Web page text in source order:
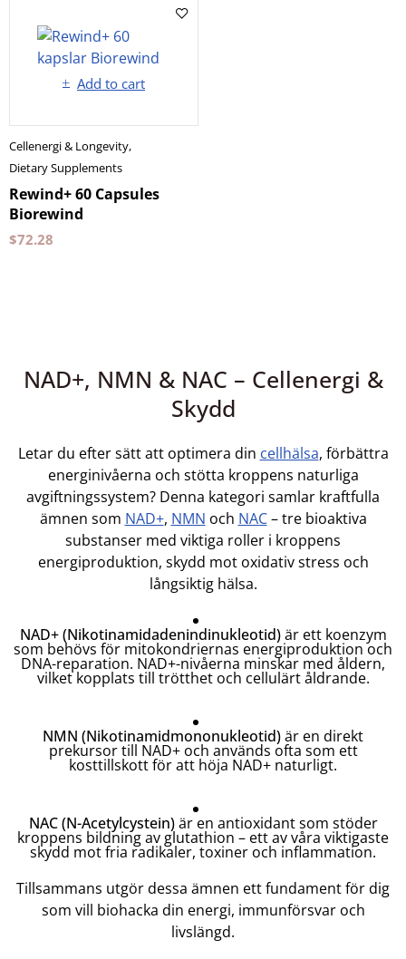
Add to cart
Cellenergi & Longevity,
Dietary Supplements
Rewind+ 60 Capsules
Biorewind
$72.28
NAD+, NMN & NAC – Cellenergi &
Skydd
Letar du efter sätt att optimera din cellhälsa, förbättra
energinivåerna och stötta kroppens naturliga
avgiftningssystem? Denna kategori samlar kraftfulla
ämnen som NAD+, NMN och NAC– tre bioaktiva
substanser med viktiga roller i kroppens
energiproduktion, skydd mot oxidativ stress och
långsiktig hälsa.
NAD+ (Nikotinamidadenindinukleotid)är ett koenzym
som behövs för mitokondriernas energiproduktion och
DNA-reparation. NAD+-nivåerna minskar med åldern,
vilket kopplats till trötthet och cellulärt åldrande.
NMN (Nikotinamidmononukleotid)är en direkt
prekursor till NAD+ och används ofta som ett
kosttillskott för att höja NAD+ naturligt.
NAC (N-Acetylcystein)är en antioxidant som stöder
kroppens bildning av glutathion – ett av våra viktigaste
skydd mot fria radikaler, toxiner och inflammation.
Tillsammans utgör dessa ämnen ett fundament för dig
som vill biohacka din energi, immunförsvar och
livslängd.